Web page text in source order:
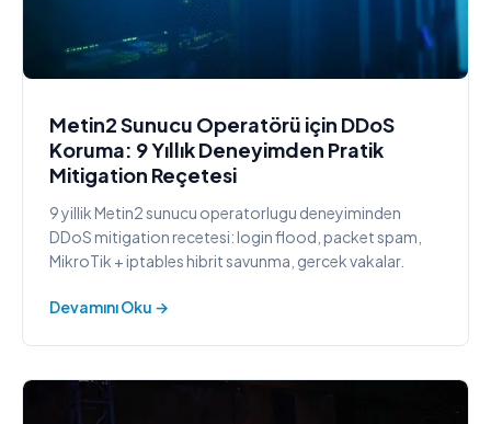
Metin2 Sunucu Operatörü için DDoS
Koruma: 9 Yıllık Deneyimden Pratik
Mitigation Reçetesi
9 yillik Metin2 sunucu operatorlugu deneyiminden
DDoS mitigation recetesi: login flood, packet spam,
MikroTik + iptables hibrit savunma, gercek vakalar.
Devamını Oku →